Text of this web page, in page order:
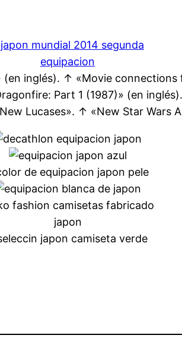
inglés). ↑ «Movie
Part 1 (1987)» (en
Lucases». ↑ «New Star Wars